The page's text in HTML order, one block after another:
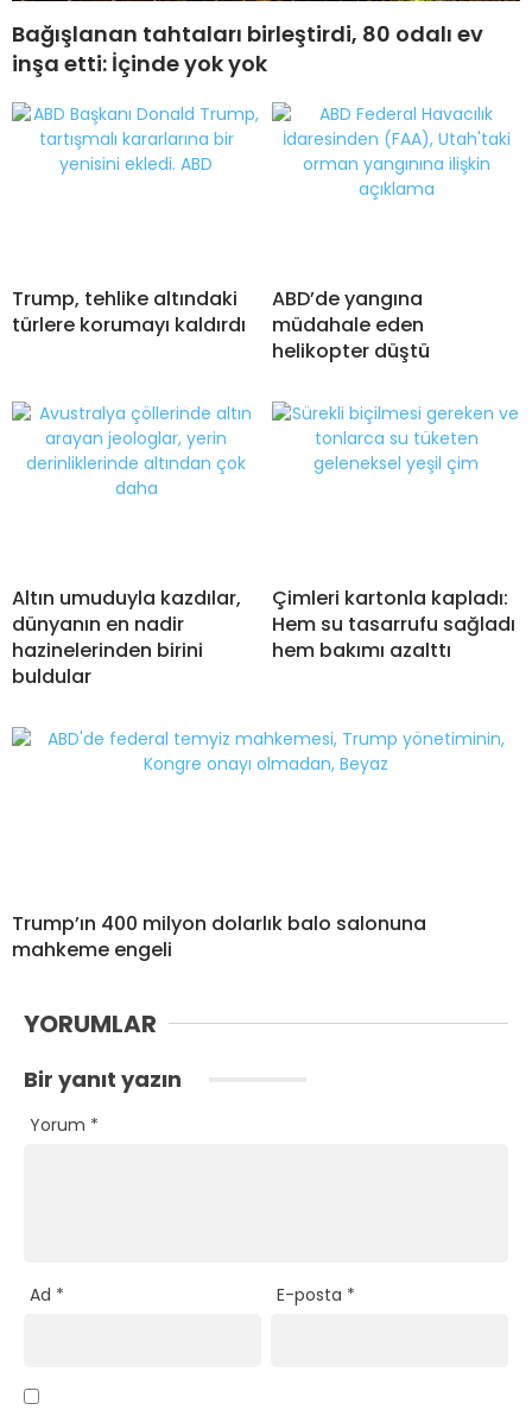
Bağışlanan tahtaları birleştirdi, 80 odalı ev
inşa etti: İçinde yok yok
Trump, tehlike altındaki
türlere korumayı kaldırdı
ABD’de yangına
müdahale eden
helikopter düştü
Altın umuduyla kazdılar,
dünyanın en nadir
hazinelerinden birini
buldular
Çimleri kartonla kapladı:
Hem su tasarrufu sağladı
hem bakımı azalttı
Trump’ın 400 milyon dolarlık balo salonuna
mahkeme engeli
YORUMLAR
Bir yanıt yazın
Yorum *
Ad * E-posta *